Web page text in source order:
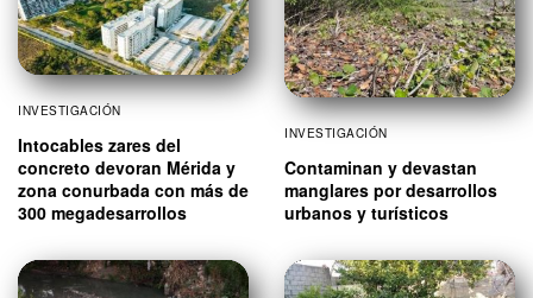
INVESTIGACIÓN
Intocables zares del
concreto devoran Mérida y
zona conurbada con más de
300 megadesarrollos
INVESTIGACIÓN
Contaminan y devastan
manglares por desarrollos
urbanos y turísticos